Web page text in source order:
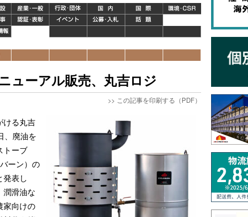
ューアル販売、丸吉ロジ
>> この記事を印刷する（PDF）
ける丸吉
、廃油を
トーブ
ーン）の
発表し
潤滑油な
家向けの